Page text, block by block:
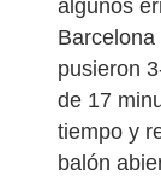
algunos
pusieron
de 17
tiempo y
balón